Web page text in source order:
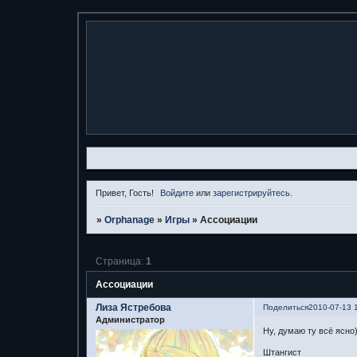
Привет, Гость! Войдите илизарегистрируйтесь
» Orphanage » Игры » Ассоциации
Ассоциации
Страница: 1
Поделиться2010-07-13
Лиза Ястребова
Администратор
Ну, думаю ту всё
Штангист